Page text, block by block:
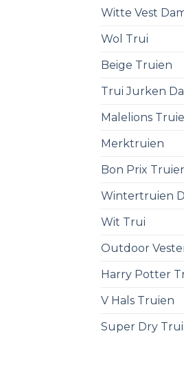
Witte Vest
Wol Trui
Beige Truien
Trui Jurken
Malelions
Merktruien
Bon Prix
Wintertruien
Wit Trui
Outdoor
Harry Potter
V Hals Truien
Super Dry Trui